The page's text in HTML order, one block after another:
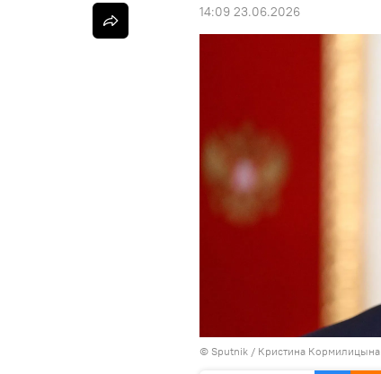
14:09 23.06.2026
© Sputnik / Кристина Кормилицына